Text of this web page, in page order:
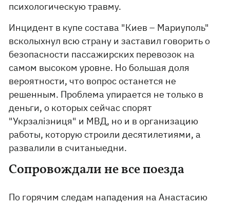
психологическую травму.
Инцидент в купе состава "Киев – Мариуполь"
всколыхнул всю страну и заставил говорить о
безопасности пассажирских перевозок на
самом высоком уровне. Но большая доля
вероятности, что вопрос останется не
решенным. Проблема упирается не только в
деньги, о которых сейчас спорят
"Укрзалізниця" и МВД, но и в организацию
работы, которую строили десятилетиями, а
развалили в считаныедни.
Сопровождали не все поезда
По горячим следам нападения на Анастасию